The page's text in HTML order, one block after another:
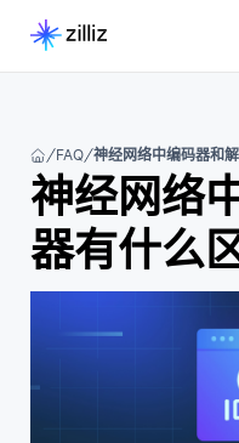
FAQ 神经网络中编码器和
神经网络
器有什么